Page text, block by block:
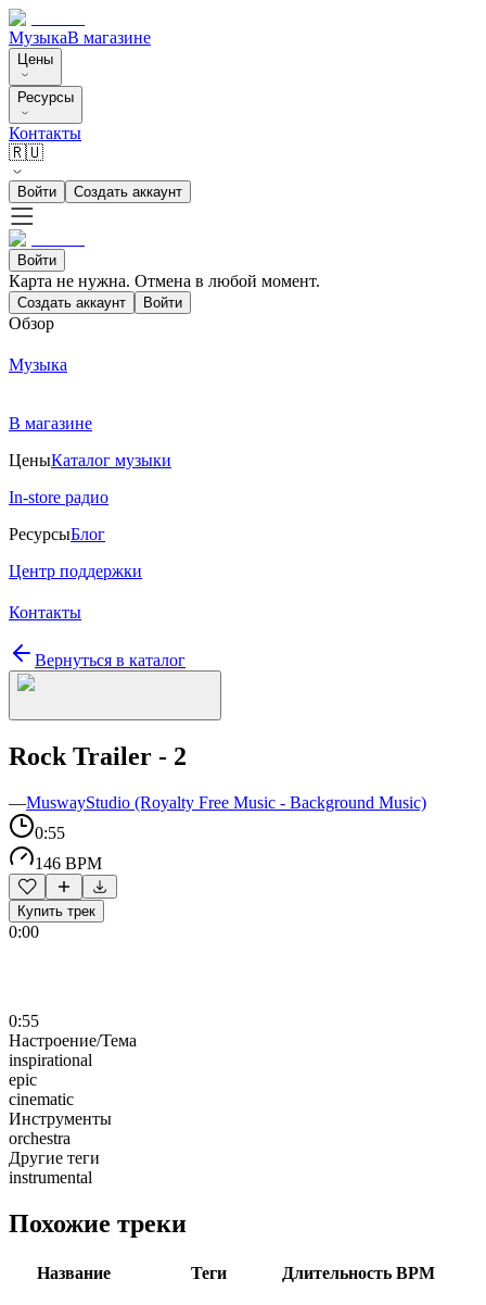
МузыкаВ магазине
Цены
Ресурсы
Контакты
🇷🇺
Войти Создать аккаунт
Войти
Карта не нужна. Отмена в любой момент.
Создать аккаунт Войти
Обзор
Музыка
В магазине
ЦеныКаталог музыки
In-store радио
РесурсыБлог
Центр поддержки
Контакты
Вернуться в каталог
Rock Trailer - 2
—MuswayStudio (Royalty Free Music - Background Music)
0:55
146 BPM
Купить трек
0:00
0:55
Настроение/Тема
inspirational
epic
cinematic
Инструменты
orchestra
Другие теги
instrumental
Похожие треки
Название Теги Длительность BPM